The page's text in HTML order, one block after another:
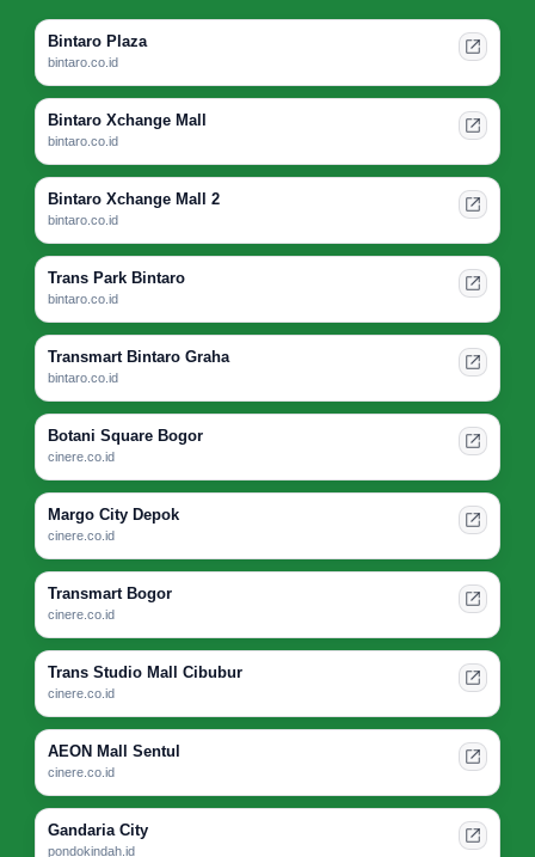
Bintaro Plaza
bintaro.co.id
Bintaro Xchange Mall
bintaro.co.id
Bintaro Xchange Mall 2
bintaro.co.id
Trans Park Bintaro
bintaro.co.id
Transmart Bintaro Graha
bintaro.co.id
Botani Square Bogor
cinere.co.id
Margo City Depok
cinere.co.id
Transmart Bogor
cinere.co.id
Trans Studio Mall Cibubur
cinere.co.id
AEON Mall Sentul
cinere.co.id
Gandaria City
pondokindah.id